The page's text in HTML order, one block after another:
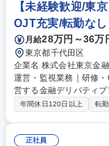
【未経験歓迎/東
OJT充実/転勤な
月給28万円～36万
東京都千代田区
企業名 株式会社東京金融取引所 求人名 【未経験歓迎／
運営・監視業務｜研修・OJT充実／転
営する金融デリバティ
ます。入社後は市場の
を支えるシステムの稼
年間休日120日以上 転勤
正社員